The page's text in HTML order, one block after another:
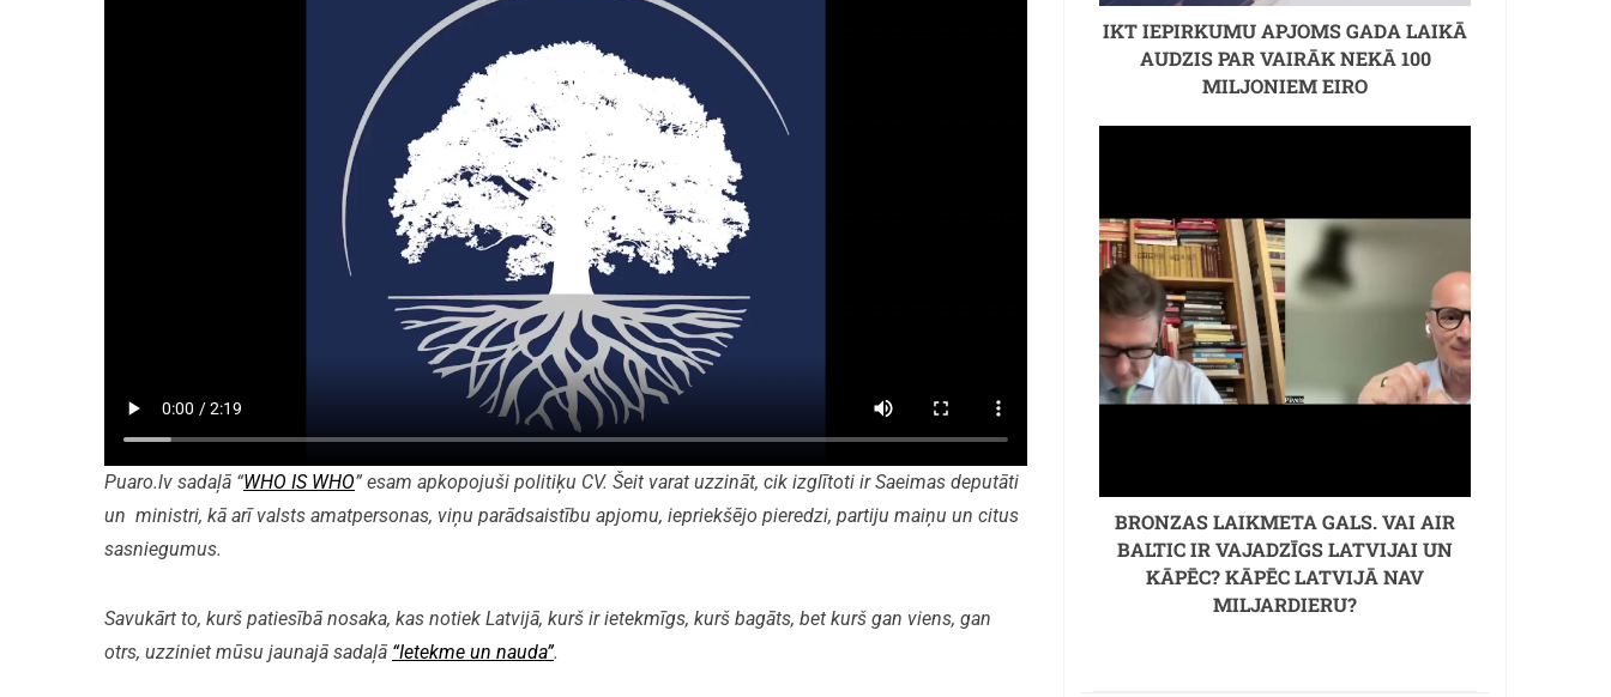
Puaro.lv sadaļā “WHO IS WHO” esam apkopojuši politiķu CV. Šeit varat uzzināt, cik izglītoti ir Saeimas deputāti
un ministri, kā arī valsts amatpersonas, viņu parādsaistību apjomu, iepriekšējo pieredzi, partiju maiņu un citus
sasniegumus.
Savukārt to, kurš patiesībā nosaka, kas notiek Latvijā, kurš ir ietekmīgs, kurš bagāts, bet kurš gan viens, gan
otrs, uzziniet mūsu jaunajā sadaļā “Ietekme un nauda”.
IKT IEPIRKUMU APJOMS GADA LAIKĀ
AUDZIS PAR VAIRĀK NEKĀ 100
MILJONIEM EIRO
BRONZAS LAIKMETA GALS. VAI AIR
BALTIC IR VAJADZĪGS LATVIJAI UN
KĀPĒC? KĀPĒC LATVIJĀ NAV
MILJARDIERU?